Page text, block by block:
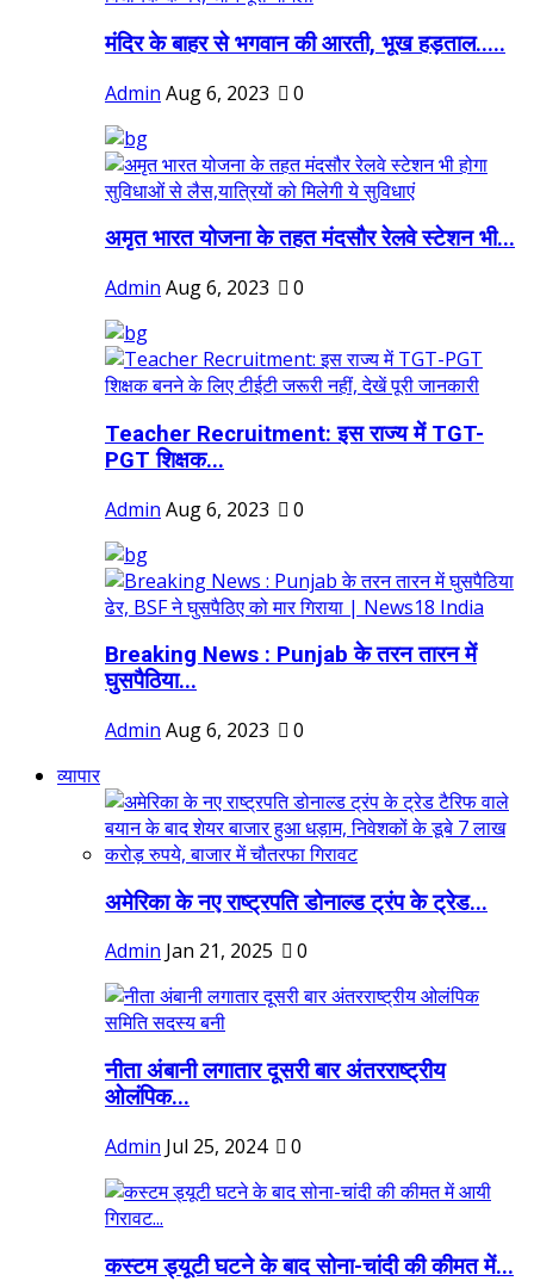
मंदिर के बाहर से भगवान की आरती, भूख हड़ताल.....
Admin Aug 6, 2023 0
अमृत भारत योजना के तहत मंदसौर रेलवे स्टेशन भी...
Admin Aug 6, 2023 0
Teacher Recruitment: इस राज्य में TGT-
PGT शिक्षक...
Admin Aug 6, 2023 0
Breaking News : Punjab के तरन तारन में
घुसपैठिया...
Admin Aug 6, 2023
0
व्यापार
अमेरिका के नए राष्ट्रपति डोनाल्ड ट्रंप के ट्रेड...
Admin Jan 21, 2025 0
नीता अंबानी लगातार दूसरी बार अंतरराष्ट्रीय
ओलंपिक...
Admin Jul 25, 2024 0
कस्टम ड्यूटी घटने के बाद सोना-चांदी की कीमत में...